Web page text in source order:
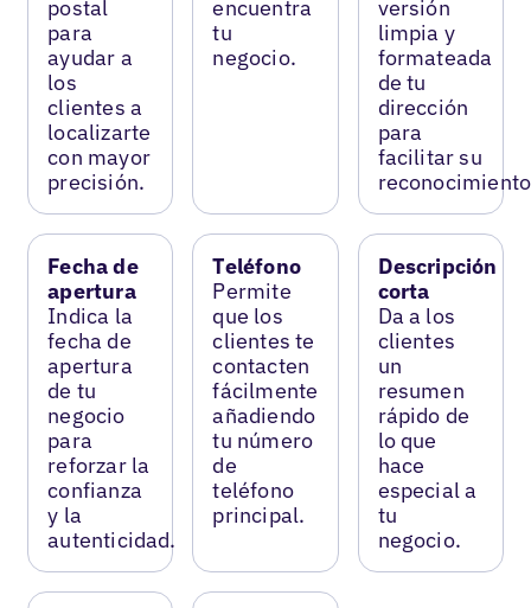
postal
para
ayudar a
los
clientes a
localizarte
con mayor
precisión.
encuentra
tu
negocio.
versión
limpia y
formateada
de tu
dirección
para
facilitar su
Fecha de
apertura
Indica la
fecha de
apertura
de tu
negocio
para
reforzar la
confianza
y la
autenticidad.
Teléfono
Permite
que los
clientes te
contacten
fácilmente
añadiendo
tu número
de
teléfono
principal.
Descripción
corta
Da a los
clientes
un
resumen
rápido de
lo que
hace
especial a
tu
negocio.